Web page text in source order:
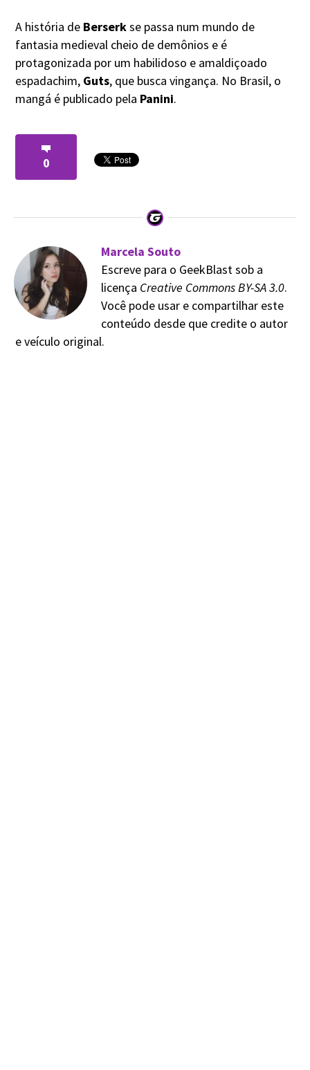
A história de Berserkse passa num mundo de
fantasia medieval cheio de demônios e é
protagonizada por um habilidoso e amaldiçoado
espadachim, Guts, que busca vingança. No Brasil, o
mangá é publicado pela Panini.
0
Marcela Souto
Escreve para o GeekBlast sob a
licença Creative Commons BY-SA 3.0.
Você pode usar e compartilhar este
conteúdo desde que credite o autor
e veículo original.